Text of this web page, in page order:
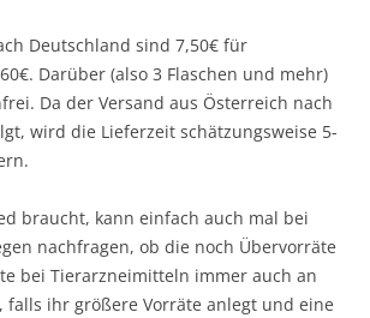
Deutschland sind 7,50€ für
Darüber (also 3 Flaschen und mehr)
Da der Versand aus Österreich nach
wird die Lieferzeit schätzungsweise 5-
braucht, kann einfach auch mal bei
nachfragen, ob die noch Übervorräte
bei Tierarzneimitteln immer auch an
falls ihr größere Vorräte anlegt und eine